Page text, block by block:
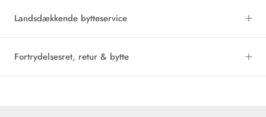
Landsdækkende bytteservice
Fortrydelsesret, retur & bytte